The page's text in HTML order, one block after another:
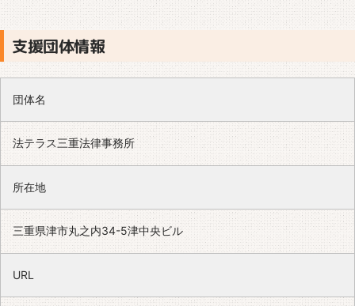
支援団体情報
団体名
法テラス三重法律事務所
所在地
三重県津市丸之内34-5津中央ビル
URL